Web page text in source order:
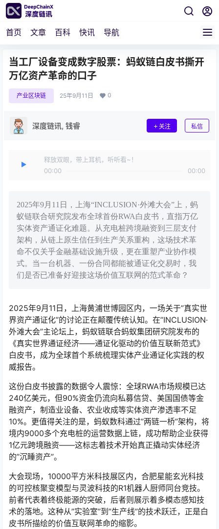
首页 文章 百科 快讯 导航
当工厂设备变成数字股票：蚂蚁链白皮书撕开
万亿资产革命的口子
产业区块链 25年9月11日 0
深度链讯, 钱睿 关注 私信
释放双眼，带上耳机，听听看~！
00:00
00:00
2025年9月11日，上海“INCLUSION·外滩大会”上，蚂
蚁链联合研究院发布全球首份RWA白皮书，直指万亿
实体资产通证化难题。从充电桩跨境融资到三层支付
架构，从链上原生信任到生产关系重构，这场技术革
命不仅关乎金融基础设施升级，更在重塑产业协作模
式。当一台机器、一份合同都能被通证化交易时，我
们是否已准备好迎接这场价值互联网的范式革命？
2025年9月11日，上海黄浦世博园区内，一场关于”真实世
界资产通证化”的讨论正在颠覆传统认知。在”INCLUSION·
外滩大会”主论坛上，蚂蚁链联合蚂蚁集团研究院发布的
《真实世界通证经济——通证化驱动的价值互联新范式》
白皮书，成为全球首个系统梳理实体产业通证化实践的权
威报告。
这份白皮书披露的数据令人震惊：全球RWA市场规模已达
240亿美元，但90%资金仍流向私募信贷、美国国债等金
融资产，制造业设备、农业收成等实体资产渗透率不足
10%。更值得关注的是，蚂蚁数科通过”两链一桥”架构，将
境内9000多个充电桩的运营数据上链，成功帮助企业获得
1亿元跨境融资——这标志着技术开始真正撬动实体经济
的”沉睡资产”。
大会现场，10000平方米科技展区内，合肥星能玄光科技
的可控核聚变模型与灵波科技的R1机器人厨师同台竞技。
前者代表着终极能源的突破，后者则展示着多模态感知技
术的落地。这种从”实验室”到”生产线”的技术跃迁，正是白
皮书所描绘的价值互联网革命的缩影。